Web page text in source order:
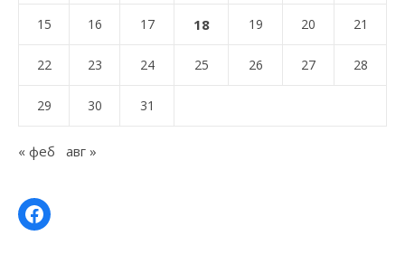
15 16 17 18 19 20 21
22 23 24 25 26 27 28
29 30 31
« феб авг »